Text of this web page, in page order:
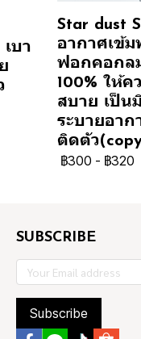
บา
Star dust
อากาศเข้
ฟอกคอกล
100% ให้ค
สบาย เป็น
ระบายอาก
ติดตัว
฿300 - ฿320
SUBSCRIBE
Subscribe